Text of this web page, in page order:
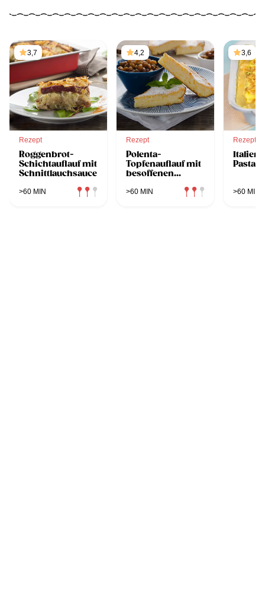
3,7
Rezept
Roggenbrot-
Schichtauflauf mit
Schnittlauchsauce
>60 MIN
4,2
Rezept
Polenta-
Topfenauflauf mit
besoffenen
>60 MIN
3,6
Rezept
>60 MIN